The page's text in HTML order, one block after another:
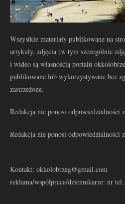
Wszystkie materiały publikowane na
artykuły, zdjęcia (w tym szczególnie
i wideo są własnością portalu
publikowane lub wykorzystywane bez
zastrzeżone.
Redakcja nie ponosi odpowiedzialności
Redakcja nie ponosi odpowiedzialności
Kontakt: okkolobrzeg@gmail.com
reklama/współpraca/dziennikarze: nr tel.: